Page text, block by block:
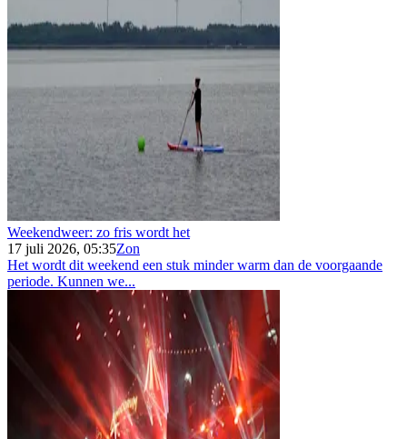
Weekendweer: zo fris wordt het
17 juli 2026, 05:35Zon
Het wordt dit weekend een stuk minder warm dan de voorgaande
periode. Kunnen we...